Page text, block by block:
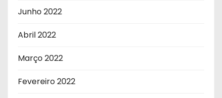
Junho 2022
Abril 2022
Março 2022
Fevereiro 2022